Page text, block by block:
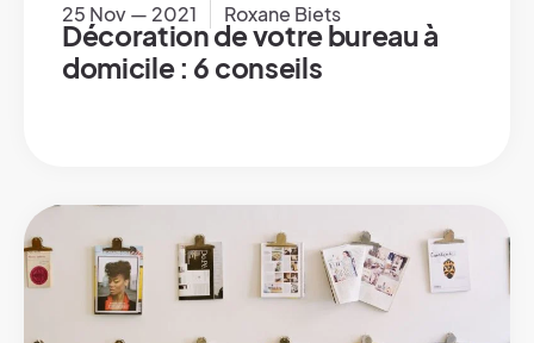
25 Nov — 2021 Roxane Biets
Décoration de votre bureau à
domicile : 6 conseils